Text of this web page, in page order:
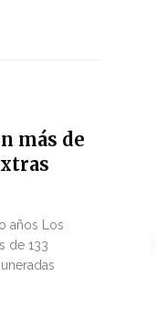
más de
años Los
de 133